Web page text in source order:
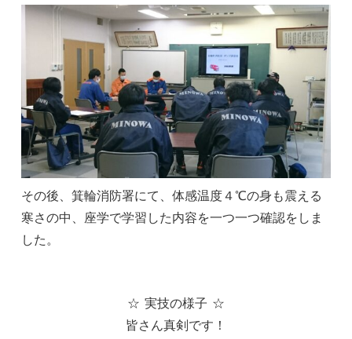
その後、箕輪消防署にて、体感温度４℃の身も震える
寒さの中、座学で学習した内容を一つ一つ確認をしま
した。
☆ 実技の様子 ☆
皆さん真剣です！